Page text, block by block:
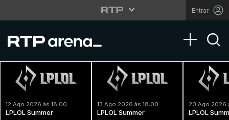
Entrar
Toggle
12 Ago 2026 às 18:00
LPLOL Summer
13 Ago 2026 às 18:00
LPLOL Summer
20 Ago 2026
LPLOL